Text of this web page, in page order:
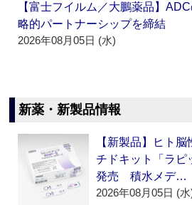
【富士フイルム／大鵬薬品】
略的パートナーシップを締結
2026年08月05日 (水)
新薬・新製品情報
【新製品】ヒト
チドキット「ラピ
発売 積水メデ…
2026年08月05日 (水